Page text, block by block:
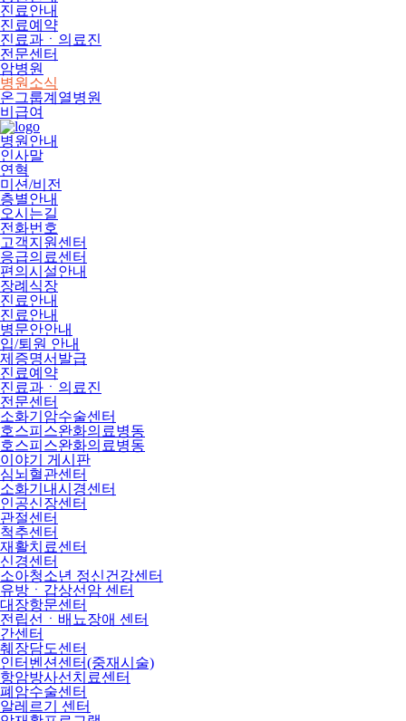
진료안내
진료예약
진료과ㆍ의료진
전문센터
암병원
병원소식
온그룹계열병원
비급여
병원안내
인사말
연혁
미션/비전
층별안내
오시는길
전화번호
고객지원센터
응급의료센터
편의시설안내
장례식장
진료안내
진료안내
병문안안내
입/퇴원 안내
제증명서발급
진료예약
진료과ㆍ의료진
전문센터
소화기암수술센터
호스피스완화의료병동
호스피스완화의료병동
이야기 게시판
심뇌혈관센터
소화기내시경센터
인공신장센터
관절센터
척추센터
재활치료센터
신경센터
소아청소년 정신건강센터
유방ㆍ갑상선암 센터
대장항문센터
전립선ㆍ배뇨장애 센터
간센터
췌장담도센터
인터벤션센터(중재시술)
항암방사선치료센터
폐암수술센터
알레르기 센터